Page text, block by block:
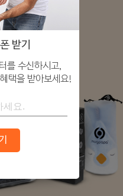
받기
를 수신하시고,
택을 받아보세요!